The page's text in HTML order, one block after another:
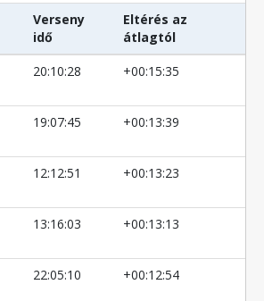
Verseny
idő
Eltérés az
átlagtól
20:10:28 +00:15:35
19:07:45 +00:13:39
12:12:51 +00:13:23
13:16:03 +00:13:13
22:05:10 +00:12:54